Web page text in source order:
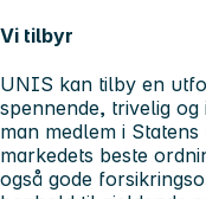
Vi tilbyr
UNIS kan tilby en
spennende, trivelig
man medlem i
markedets beste
også gode